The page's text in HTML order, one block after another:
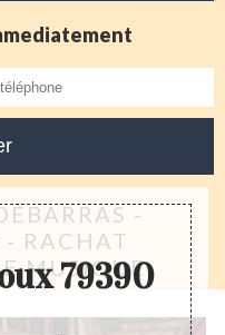
-
- RACHAT
MUSIQUE
79390